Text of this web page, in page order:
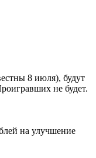
8 июля), будут
не будет.
на улучшение